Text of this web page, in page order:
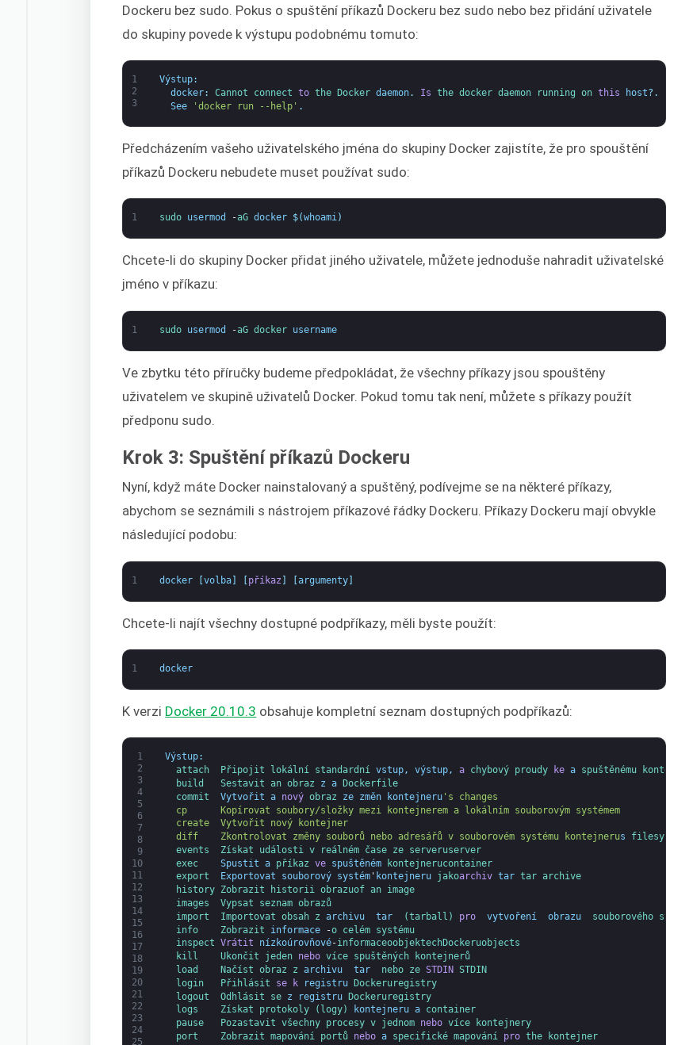
Dockeru bez sudo. Pokus o spuštění příkazů Dockeru bez sudo nebo bez přidání uživatele
do skupiny povede k výstupu podobnému tomuto:
1
2
3
Výstup:
docker: Cannot connect to the Docker daemon. Is the docker daemon running on this host? .
See
'docker run --help' .
Předcházením vašeho uživatelského jména do skupiny Docker zajistíte, že pro spouštění
příkazů Dockeru nebudete muset používat sudo:
1 sudo usermod -aG docker $(whoami)
Chcete-li do skupiny Docker přidat jiného uživatele, můžete jednoduše nahradit uživatelské
jméno v příkazu:
1 sudo usermod -aG docker username
Ve zbytku této příručky budeme předpokládat, že všechny příkazy jsou spouštěny
uživatelem ve skupině uživatelů Docker. Pokud tomu tak není, můžete s příkazy použít
předponu sudo.
Krok 3: Spuštění příkazů Dockeru
Nyní, když máte Docker nainstalovaný a spuštěný, podívejme se na některé příkazy,
abychom se seznámili s nástrojem příkazové řádky Dockeru. Příkazy Dockeru mají obvykle
následující podobu:
1 docker [volba] [příkaz ] [argumenty]
Chcete-li najít všechny dostupné podpříkazy, měli byste použít:
1 docker
K verzi Docker 20.10.3 obsahuje kompletní seznam dostupných podpříkazů:
1
2
3
4
5
6
7
8
9
10
11
12
13
14
15
16
17
18
19
20
21
22
23
24
25
Výstup:
attach
Připojit lokální standardní vstup, výstup, a chybový proudy ke a spuštěnému
kontejneru
build Sestavit an obraz z a
Dockerfile
commit Vytvořit a nový obraz ze změn kontejneru's changes
cp      Kopírovat soubory/složky mezi kontejnerem a lokálním souborovým systémem
create  Vytvořit nový kontejner
diff    Zkontrolovat změny souborů nebo adresářů v souborovém systému kontejnerus
filesystem
events Získat události v reálném čase ze serveruserver
exec Spustit a příkaz ve spuštěném kontejnerucontainer
export
Exportovat souborový systém' kontejneru jakoarchiv tar tar archive
history Zobrazit historii obrazuof an image
images Vypsat seznam obrazů
import Importovat obsah z archivu tar (tarball) pro vytvoření obrazu souborového systému
info Zobrazit informace -o celém systému
inspect Vrátit nízkoúrovňové-informaceoobjektechDockeruobjects
kill Ukončit jeden nebo více spuštěných
kontejnerů
load
Načíst obraz z archivu tar nebo ze STDIN STDIN
login Přihlásit se k registru Dockeruregistry
logout Odhlásit se z registru Dockeruregistry
logs Získat protokoly (logy) kontejneru a container
pause
Pozastavit všechny procesy v jednom nebo více
kontejnery
port Zobrazit mapování portů nebo a specifické mapování pro the
kontejner